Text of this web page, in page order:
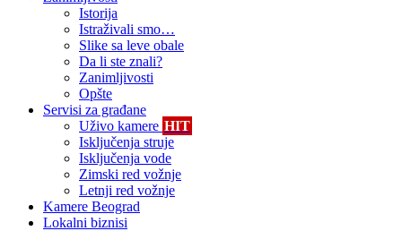
Istorija
Istraživali smo…
Slike sa leve obale
Da li ste znali?
Zanimljivosti
Opšte
Servisi za građane
Uživo kamere HIT
Isključenja struje
Isključenja vode
Zimski red vožnje
Letnji red vožnje
Kamere Beograd
Lokalni biznisi